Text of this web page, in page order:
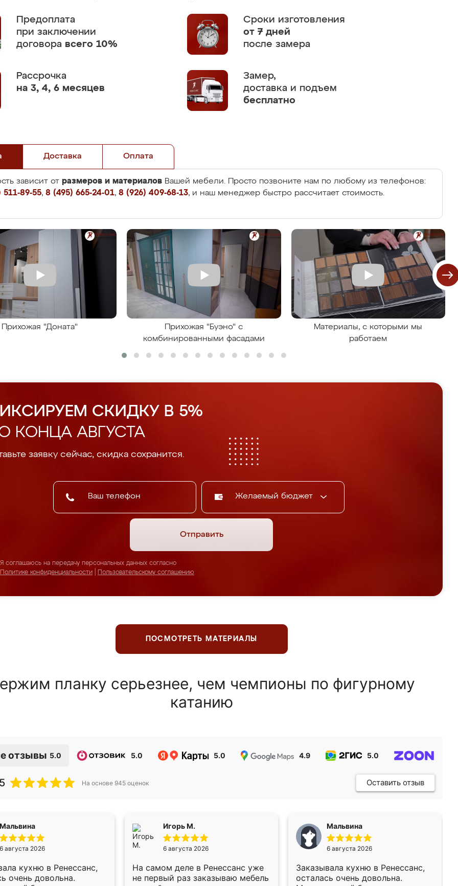
Предоплата
при заключении
договора всего 10%
Сроки изготовления
от 7 дней
после замера
Рассрочка
на 3, 4, 6 месяцев
Замер,
доставка и подъем
бесплатно
Доставка Оплата
зависит от размеров и материалов Вашей мебели. Просто позвоните нам по любому из телефонов:
89-55, 8 (495) 665-24-01, 8 (926) 409-68-13, и наш менеджер быстро рассчитает стоимость.
Прихожая "Доната"
Прихожая "Буэно" с
комбинированными фасадами
Материалы, с которыми мы
работаем
СКИДКУ В 5%
КОНЦА АВГУСТА
заявку сейчас, скидка сохранится.
Желаемый бюджет
Отправить
Я соглашаюсь на передачу персональных данных согласно
Политике конфиденциальности
Пользовательскому соглашению
ПОСМОТРЕТЬ МАТЕРИАЛЫ
планку серьезнее, чем чемпионы по фигурному
катанию
отзывы 5.0 5.0 5.0 4.9 5.0
На основе 945 оценок Оставить отзыв
Мальвина
6 августа 2026
кухню в Ренессанс,
очень довольна.
Игорь М.
6 августа 2026
На самом деле в Ренессанс уже
не первый раз заказываю мебель
Мальвина
6 августа 2026
Заказывала кухню в Ренессанс,
осталась очень довольна.